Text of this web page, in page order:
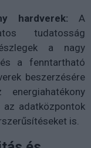
hardverek: A
tudatosság
a nagy
a fenntartható
beszerzésére
az adatközpontok
is.